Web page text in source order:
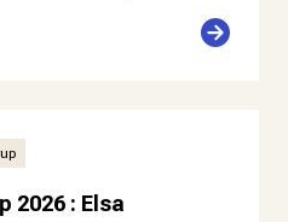
2026 : Elsa